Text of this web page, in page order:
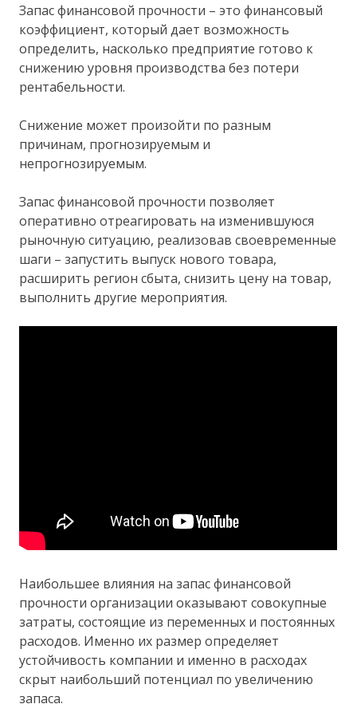
Запас финансовой прочности – это финансовый
коэффициент, который дает возможность
определить, насколько предприятие готово к
снижению уровня производства без потери
рентабельности.
Снижение может произойти по разным
причинам, прогнозируемым и
непрогнозируемым.
Запас финансовой прочности позволяет
оперативно отреагировать на изменившуюся
рыночную ситуацию, реализовав своевременные
шаги – запустить выпуск нового товара,
расширить регион сбыта, снизить цену на товар,
выполнить другие мероприятия.
Наибольшее влияния на запас финансовой
прочности организации оказывают совокупные
затраты, состоящие из переменных и постоянных
расходов. Именно их размер определяет
устойчивость компании и именно в расходах
скрыт наибольший потенциал по увеличению
запаса.